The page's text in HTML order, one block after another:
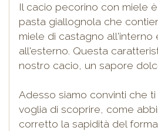
Il cacio pecorino con miele
pasta giallognola che
miele di castagno all'interno
all'esterno. Questa
nostro cacio, un sapore
Adesso siamo convinti che
voglia di scoprire, come
corretto la sapidità del